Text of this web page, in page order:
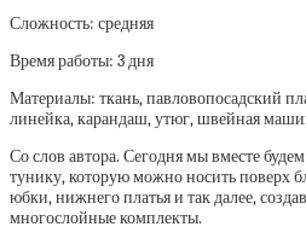
Сложность: средняя
Время работы: 3 дня
Материалы: ткань, павловопосадский
линейка, карандаш, утюг, швейная
Со слов автора. Сегодня мы вместе
тунику, которую можно носить поверх
юбки, нижнего платья и так далее,
многослойные комплекты.